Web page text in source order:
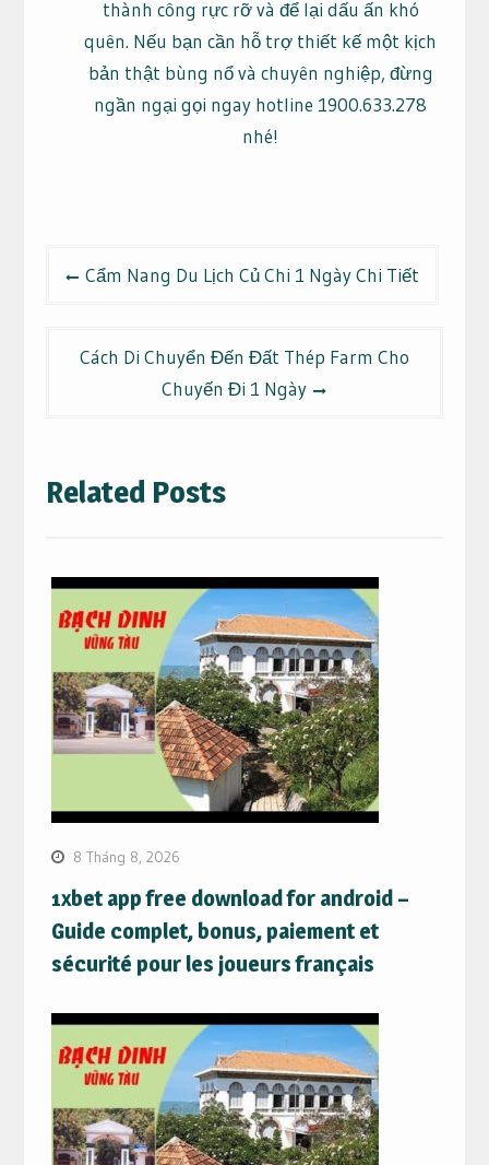
thành công rực rỡ và để lại dấu ấn khó
quên. Nếu bạn cần hỗ trợ thiết kế một kịch
bản thật bùng nổ và chuyên nghiệp, đừng
ngần ngại gọi ngay hotline 1900.633.278
nhé!
Cẩm Nang Du Lịch Củ Chi 1 Ngày Chi Tiết
Cách Di Chuyển Đến Đất Thép Farm Cho
Chuyến Đi 1 Ngày
Related Posts
8 Tháng 8, 2026
1xbet app free download for android –
Guide complet, bonus, paiement et
sécurité pour les joueurs français